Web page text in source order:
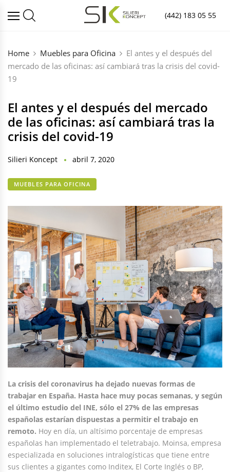
(442) 183 05 55
Home Muebles para Oficina
El antes y el después del
mercado de las oficinas: así cambiará tras la crisis del covid-
19
El antes y el después del mercado
de las oficinas: así cambiará tras la
crisis del covid-19
Silieri Koncept abril 7, 2020
MUEBLES PARA OFICINA
La crisis del coronavirus ha dejado nuevas formas de
trabajar en España. Hasta hace muy pocas semanas, y según
el último estudio del INE, sólo el 27% de las empresas
españolas estarían dispuestas a permitir el trabajo en
remoto. Hoy en día, un altísimo porcentaje de empresas
españolas han implementado el teletrabajo. Moinsa, empresa
especializada en soluciones intralogísticas que tiene entre
sus clientes a gigantes como Inditex, El Corte Inglés o BP,